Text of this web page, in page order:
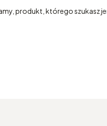
produkt, którego szukasz